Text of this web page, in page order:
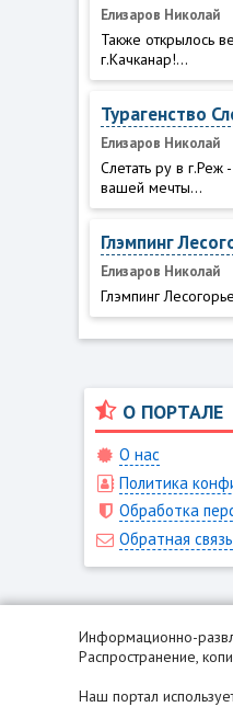
Елизаров Николай
Также открылось
г.Качканар!...
Турагенство
Елизаров Николай
Слетать ру в
вашей мечты...
Глэмпинг
Елизаров Николай
Глэмпинг
О ПОРТАЛЕ
О нас
Политика
Обработка
Обратная связь
Информационно-
Распространение,
Наш портал